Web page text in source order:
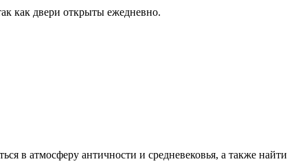
как двери открыты ежедневно.
в атмосферу античности и средневековья, а также найти